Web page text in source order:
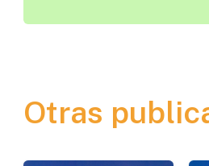
Otras